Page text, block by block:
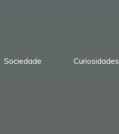
Sociedade Curiosidades